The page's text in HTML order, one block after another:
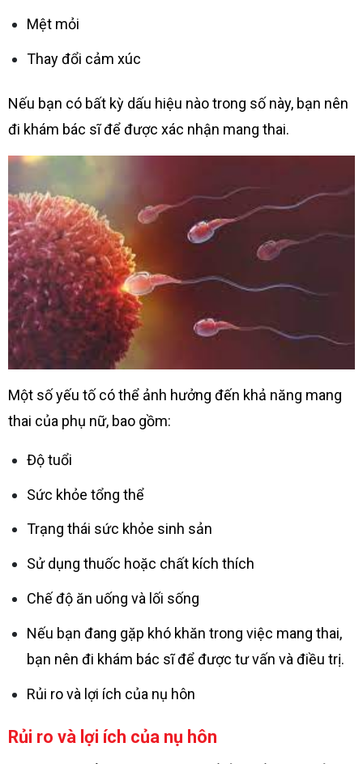
Mệt mỏi
Thay đổi cảm xúc
Nếu bạn có bất kỳ dấu hiệu nào trong số này, bạn nên
đi khám bác sĩ để được xác nhận mang thai.
Một số yếu tố có thể ảnh hưởng đến khả năng mang
thai của phụ nữ, bao gồm:
Độ tuổi
Sức khỏe tổng thể
Trạng thái sức khỏe sinh sản
Sử dụng thuốc hoặc chất kích thích
Chế độ ăn uống và lối sống
Nếu bạn đang gặp khó khăn trong việc mang thai,
bạn nên đi khám bác sĩ để được tư vấn và điều trị.
Rủi ro và lợi ích của nụ hôn
Rủi ro và lợi ích của nụ hôn